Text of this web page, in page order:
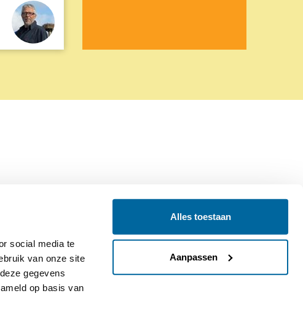
social media te
van onze site
gegevens
op basis van
Alles toestaan
Aanpassen
Colofon